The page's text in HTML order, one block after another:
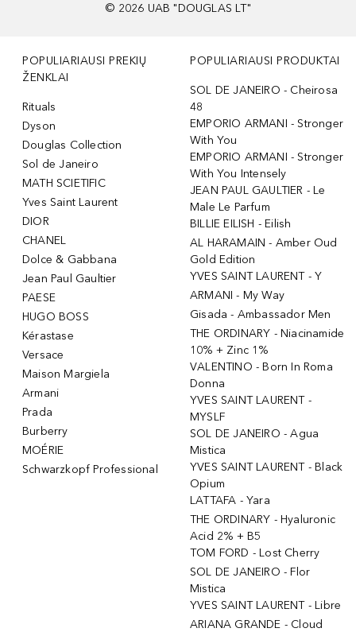
© 2026 UAB "DOUGLAS LT"
POPULIARIAUSI PREKIŲ
ŽENKLAI
Rituals
Dyson
Douglas Collection
Sol de Janeiro
MATH SCIETIFIC
Yves Saint Laurent
DIOR
CHANEL
Dolce & Gabbana
Jean Paul Gaultier
PAESE
HUGO BOSS
Kérastase
Versace
Maison Margiela
Armani
Prada
Burberry
MOÉRIE
Schwarzkopf Professional
POPULIARIAUSI PRODUKTAI
SOL DE JANEIRO - Cheirosa
48
EMPORIO ARMANI - Stronger
With You
EMPORIO ARMANI - Stronger
With You Intensely
JEAN PAUL GAULTIER - Le
Male Le Parfum
BILLIE EILISH - Eilish
AL HARAMAIN - Amber Oud
Gold Edition
YVES SAINT LAURENT - Y
ARMANI - My Way
Gisada - Ambassador Men
THE ORDINARY - Niacinamide
10% + Zinc 1%
VALENTINO - Born In Roma
Donna
YVES SAINT LAURENT -
MYSLF
SOL DE JANEIRO - Agua
Mistica
YVES SAINT LAURENT - Black
Opium
LATTAFA - Yara
THE ORDINARY - Hyaluronic
Acid 2% + B5
TOM FORD - Lost Cherry
SOL DE JANEIRO - Flor
Mistica
YVES SAINT LAURENT - Libre
ARIANA GRANDE - Cloud